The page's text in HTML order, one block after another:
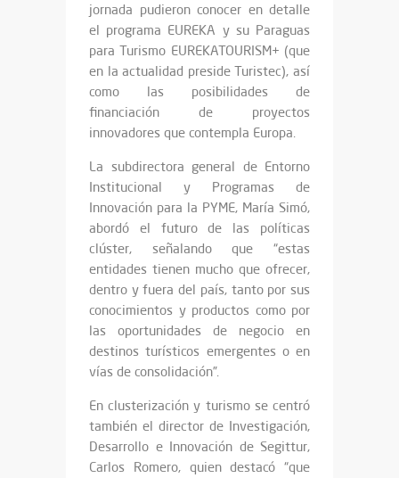
jornada pudieron conocer en detalle
el programa EUREKA y su Paraguas
para Turismo EUREKATOURISM+ (que
en la actualidad preside Turistec), así
como las posibilidades de
financiación de proyectos
innovadores que contempla Europa.
La subdirectora general de Entorno
Institucional y Programas de
Innovación para la PYME, María Simó,
abordó el futuro de las políticas
clúster, señalando que “estas
entidades tienen mucho que ofrecer,
dentro y fuera del país, tanto por sus
conocimientos y productos como por
las oportunidades de negocio en
destinos turísticos emergentes o en
vías de consolidación”.
En clusterización y turismo se centró
también el director de Investigación,
Desarrollo e Innovación de Segittur,
Carlos Romero, quien destacó “que